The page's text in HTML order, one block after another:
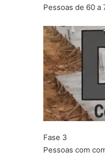
Pessoas de 60 a
Fase 3
Pessoas com